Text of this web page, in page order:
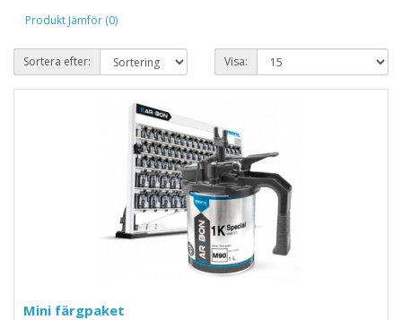
Produkt Jämför (0)
Sortera efter: Visa:
Mini färgpaket